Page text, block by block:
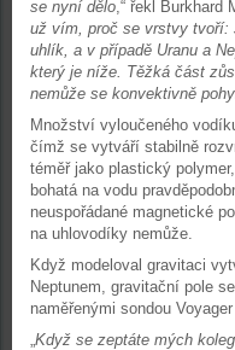
se nyní dělo,“ řekl Burkhard
už vím, proč se vrstvy tvoří:
uhlík, a v případě Uranu a
který je níže. Těžká část
nemůže se konvektivně
Množství vyloučeného
čímž se vytváří stabilně
téměř jako plastický
bohatá na vodu
neuspořádané magnetické
na uhlovodíky nemůže.
Když modeloval gravitaci
Neptunem, gravitační pole
naměřenými sondou
„Když se zeptáte mých